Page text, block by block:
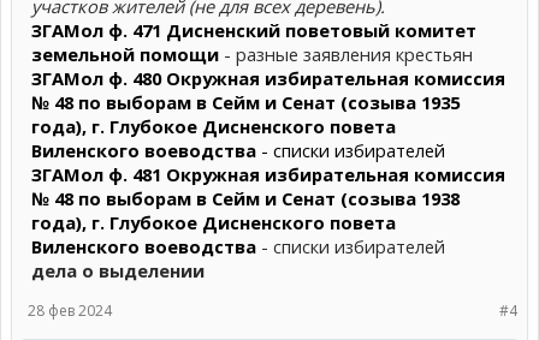
участков жителей (не для всех деревень).
ЗГАМол ф. 471 Дисненский поветовый комитет
земельной помощи - разные заявления крестьян
ЗГАМол ф. 480 Окружная избирательная комиссия
№ 48 по выборам в Сейм и Сенат (созыва 1935
года), г. Глубокое Дисненского повета
Виленского воеводства - списки избирателей
ЗГАМол ф. 481 Окружная избирательная комиссия
№ 48 по выборам в Сейм и Сенат (созыва 1938
года), г. Глубокое Дисненского повета
Виленского воеводства - списки избирателей
дела о выделении
#4
28 фев 2024